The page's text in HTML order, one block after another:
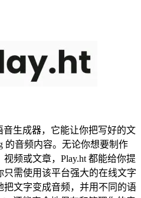
音生成器，它能让你把写好的文
的音频内容。无论你想要制作
频或文章，Play.ht 都能给你提
需使用该平台强大的在线文字
文字变成音频，并用不同的语